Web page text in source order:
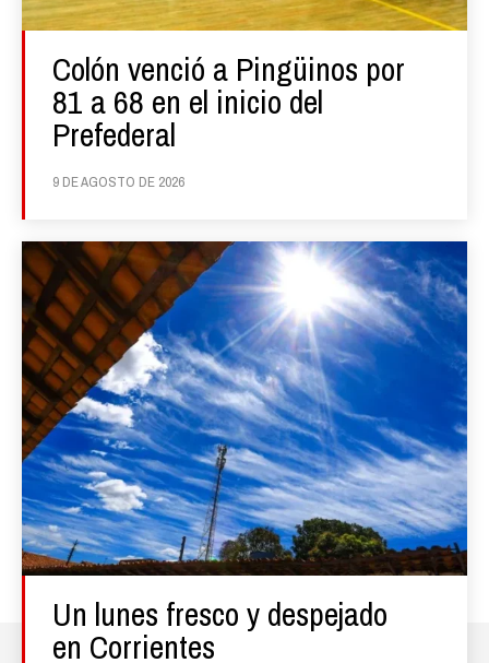
Colón venció a Pingüinos por
81 a 68 en el inicio del
Prefederal
9 DE AGOSTO DE 2026
Un lunes fresco y despejado
en Corrientes